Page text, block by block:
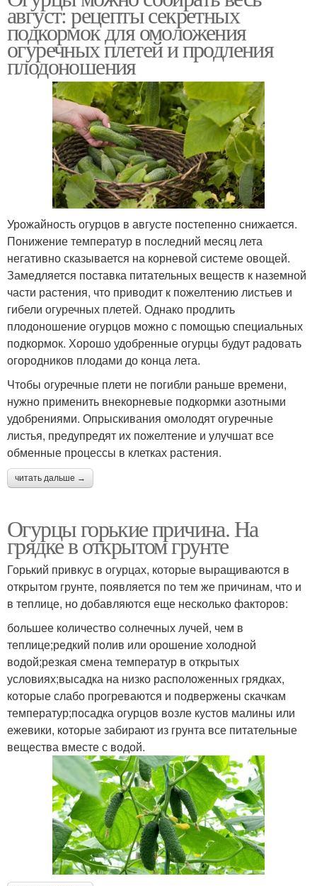
август: рецепты секретных
подкормок для омоложения
огуречных плетей и продления
плодоношения
Урожайность огурцов в августе постепенно снижается.
Понижение температур в последний месяц лета
негативно сказывается на корневой системе овощей.
Замедляется поставка питательных веществ к наземной
части растения, что приводит к пожелтению листьев и
гибели огуречных плетей. Однако продлить
плодоношение огурцов можно с помощью специальных
подкормок. Хорошо удобренные огурцы будут радовать
огородников плодами до конца лета.
Чтобы огуречные плети не погибли раньше времени,
нужно применить внекорневые подкормки азотными
удобрениями. Опрыскивания омолодят огуречные
листья, предупредят их пожелтение и улучшат все
обменные процессы в клетках растения.
читать дальше →
Огурцы горькие причина. На
грядке в открытом грунте
Горький привкус в огурцах, которые выращиваются в
открытом грунте, появляется по тем же причинам, что и
в теплице, но добавляются еще несколько факторов:
большее количество солнечных лучей, чем в
теплице;редкий полив или орошение холодной
водой;резкая смена температур в открытых
условиях;высадка на низко расположенных грядках,
которые слабо прогреваются и подвержены скачкам
температур;посадка огурцов возле кустов малины или
ежевики, которые забирают из грунта все питательные
вещества вместе с водой.